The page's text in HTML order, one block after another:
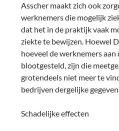
Asscher maakt zich ook
werknemers die mogelijk
dat het in de praktijk vaak
ziekte te bewijzen. Hoewel
hoeveel de werknemers
blootgesteld, zijn die
grotendeels niet meer te
bedrijven dergelijke
Schadelijke effecten